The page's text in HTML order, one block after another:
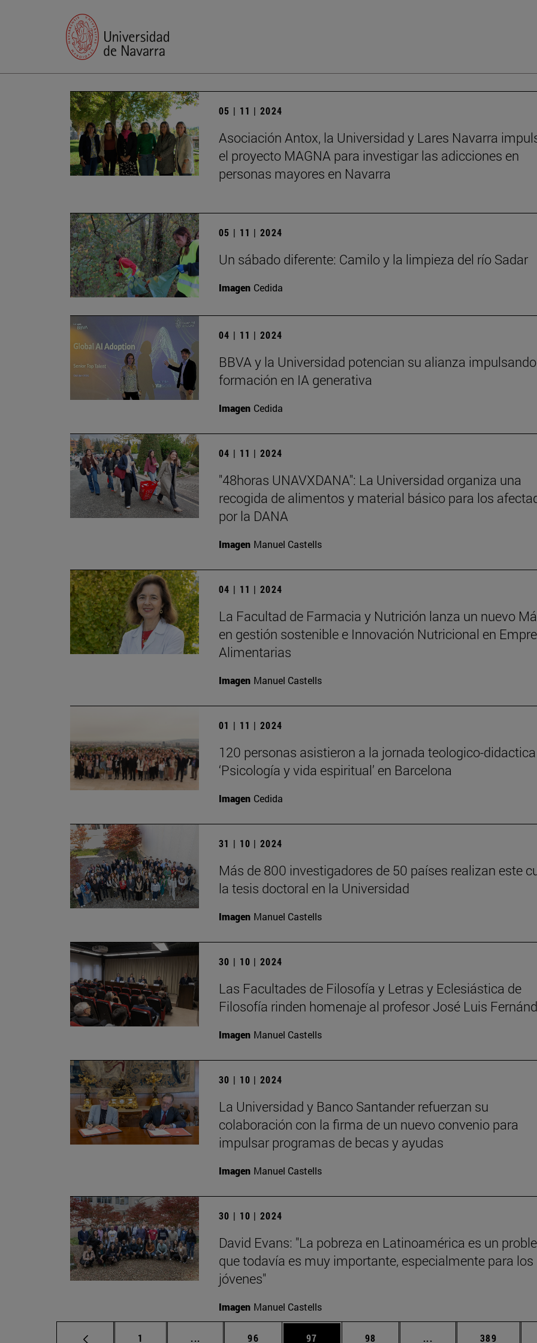
05 | 11 | 2024
Asociación Antox, la Universidad y Lares Navarra
el proyecto MAGNA para investigar las adicciones en
personas mayores en Navarra
05 | 11 | 2024
Un sábado diferente: Camilo y la limpieza del río Sadar
Imagen Cedida
04 | 11 | 2024
BBVA y la Universidad potencian su alianza
formación en IA generativa
Imagen Cedida
04 | 11 | 2024
"48horas UNAVXDANA": La Universidad organiza una
recogida de alimentos y material básico para los
por la DANA
Imagen Manuel Castells
04 | 11 | 2024
La Facultad de Farmacia y Nutrición lanza un nuevo
en gestión sostenible e Innovación Nutricional en
Alimentarias
Imagen Manuel Castells
01 | 11 | 2024
120 personas asistieron a la jornada teologico-didactica
‘Psicología y vida espiritual’ en Barcelona
Imagen Cedida
31 | 10 | 2024
Más de 800 investigadores de 50 países realizan este
la tesis doctoral en la Universidad
Imagen Manuel Castells
30 | 10 | 2024
Las Facultades de Filosofía y Letras y Eclesiástica de
Filosofía rinden homenaje al profesor José Luis
Imagen Manuel Castells
30 | 10 | 2024
La Universidad y Banco Santander refuerzan su
colaboración con la firma de un nuevo convenio para
impulsar programas de becas y ayudas
Imagen Manuel Castells
30 | 10 | 2024
David Evans: "La pobreza en Latinoamérica es un
que todavía es muy importante, especialmente para los
jóvenes"
Imagen Manuel Castells
Página
1 ... Páginas intermedias Use TAB para desplazarse.
Página
96 Página
97 Página
98 ... Páginas intermedias
Página
389